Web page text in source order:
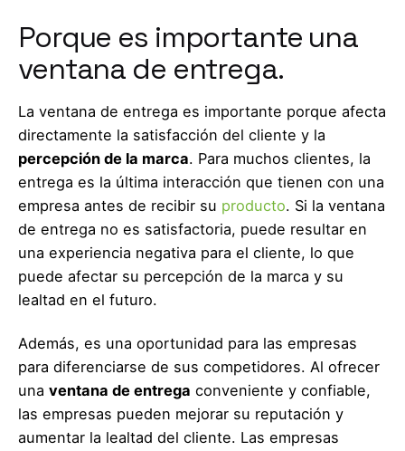
Porque es importante una
ventana de entrega.
La ventana de entrega es importante porque afecta
directamente la satisfacción del cliente y la
percepción de la marca. Para muchos clientes, la
entrega es la última interacción que tienen con una
empresa antes de recibir su producto. Si la ventana
de entrega no es satisfactoria, puede resultar en
una experiencia negativa para el cliente, lo que
puede afectar su percepción de la marca y su
lealtad en el futuro.
Además, es una oportunidad para las empresas
para diferenciarse de sus competidores. Al ofrecer
una ventana de entrega conveniente y confiable,
las empresas pueden mejorar su reputación y
aumentar la lealtad del cliente. Las empresas